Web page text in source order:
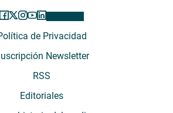
de Privacidad
Newsletter
RSS
Editoriales